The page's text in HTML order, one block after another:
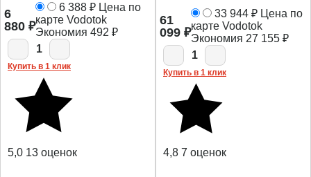
6
880 ₽
6 388 ₽ Цена по
карте Vodotok
Экономия 492 ₽
1
Купить в 1 клик
5,0 13 оценок
61
099 ₽
33 944 ₽ Цена по
карте Vodotok
Экономия 27 155 ₽
1
Купить в 1 клик
4,8 7 оценок